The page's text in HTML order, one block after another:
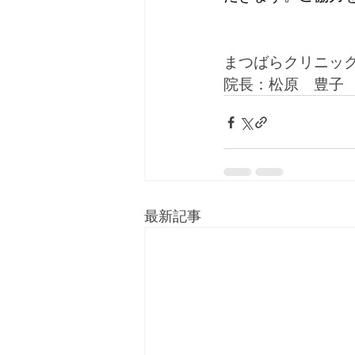
まつばらクリニッ
院長：松原　豊子
最新記事